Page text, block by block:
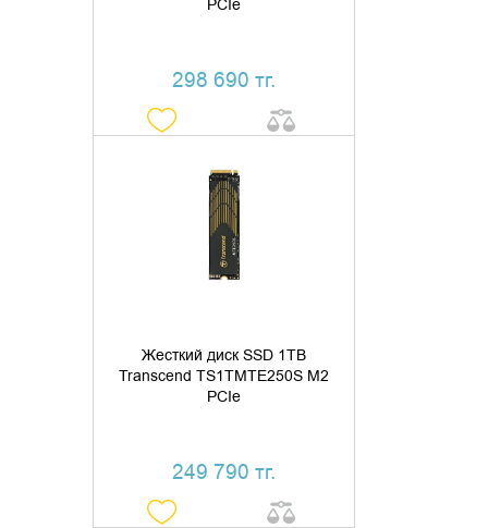
PCIe
298 690 тг.
Жесткий диск SSD 1TB
Transcend TS1TMTE250S M2
PCIe
249 790 тг.
ДОБАВИТЬ В КОРЗИНУ
КУПИТЬ В 1 КЛИК